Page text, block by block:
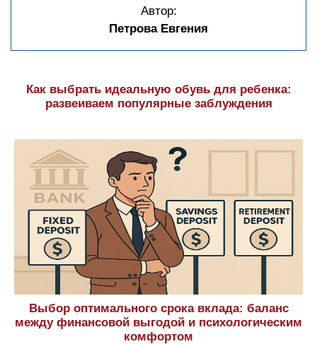
Автор:
Петрова Евгения
Как выбрать идеальную обувь для ребенка:
развеиваем популярные заблуждения
Выбор оптимального срока вклада: баланс
между финансовой выгодой и психологическим
комфортом